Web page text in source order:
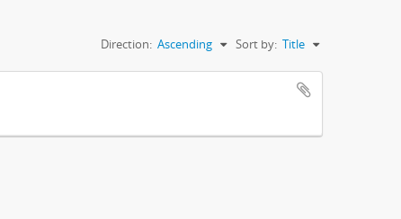
Sort by: Title
Direction: Ascending